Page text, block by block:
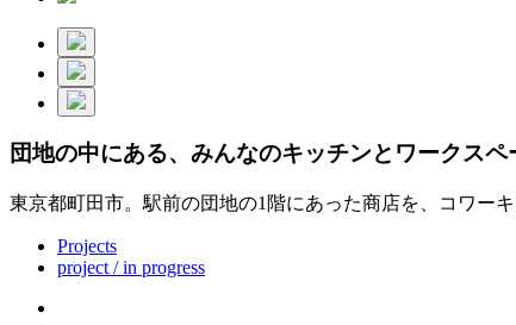
団地の中にある、みんなのキッチンとワークスペ
東京都町田市。駅前の団地の1階にあった商店を、コワー
Projects
project / in progress